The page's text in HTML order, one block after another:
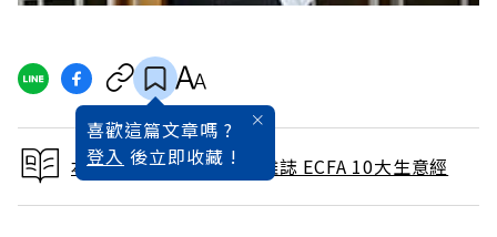
喜歡這篇文章嗎 ?
登入 後立即收藏 !
本文出自 2010 / 6月號雜誌 ECFA 10大生意經